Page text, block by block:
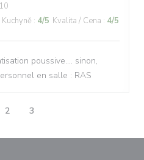
Kuchyně : 4/5 Kvalita / Cena : 4/5
poussive.... sinon,
en salle : RAS
2 3